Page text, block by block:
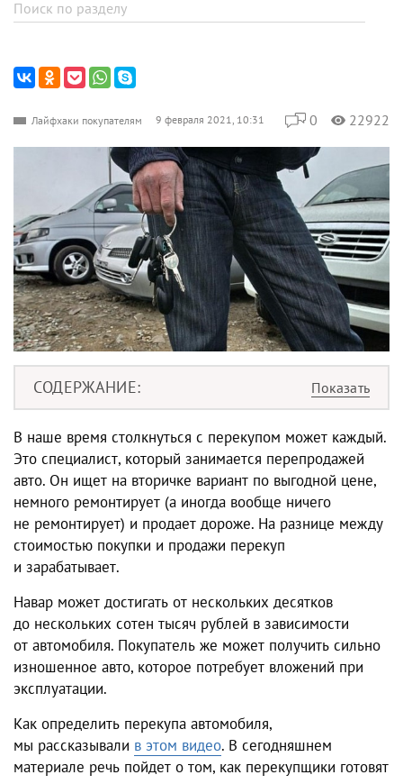
Лайфхаки покупателям 9 февраля 2021, 10:31 0 22922
СОДЕРЖАНИЕ
В наше время столкнуться с перекупом может каждый.
Это специалист, который занимается перепродажей
авто. Он ищет на вторичке вариант по выгодной цене,
немного ремонтирует (а иногда вообще ничего
не ремонтирует) и продает дороже. На разнице между
стоимостью покупки и продажи перекуп
и зарабатывает.
Навар может достигать от нескольких десятков
до нескольких сотен тысяч рублей в зависимости
от автомобиля. Покупатель же может получить сильно
изношенное авто, которое потребует вложений при
эксплуатации.
Как определить перекупа автомобиля,
мы рассказывали в этом видео. В сегодняшнем
материале речь пойдет о том, как перекупщики готовят